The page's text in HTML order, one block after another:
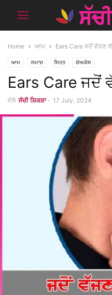
Home ਆਮ Ears Care ਜਦੋਂ ਵੱਜਣ
ਆਮ ਸਮਾਜ ਸਿਹਤ ਸ਼ੋਅਕੇਸ
Ears Care ਜਦੋਂ
ਵੱਲੋ ਸੱਚੀ ਸ਼ਿਕਸ਼ਾ - 17 July, 2024